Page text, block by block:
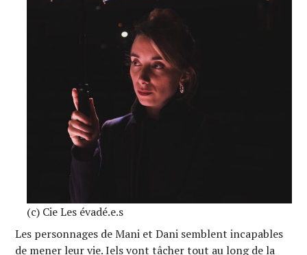
(c) Cie Les évadé.e.s
Les personnages de Mani et Dani semblent incapables
de mener leur vie. Iels vont tâcher tout au long de la